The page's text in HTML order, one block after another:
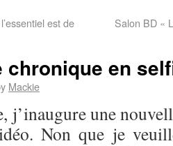
est de
Salon BD «
chronique en
Mackie
j’inaugure une
Non que je